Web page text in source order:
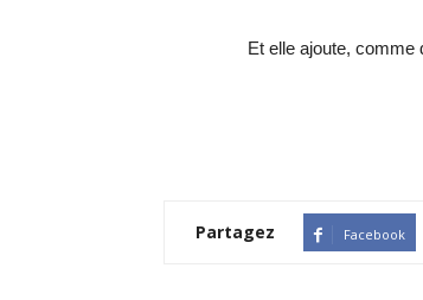
Et elle ajoute, comme
Partagez Facebook